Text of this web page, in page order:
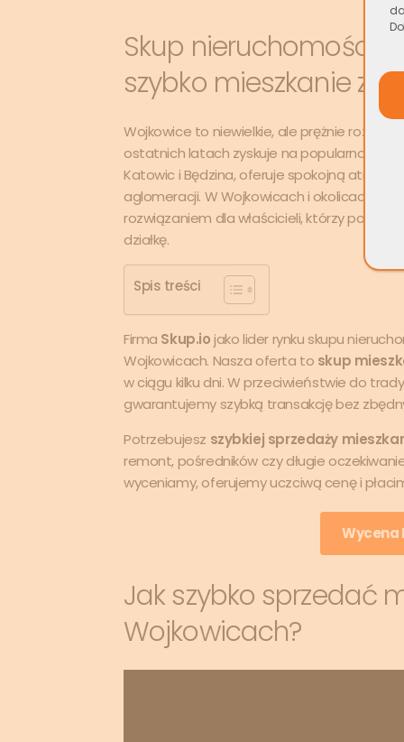
Skup nieruchomości
szybko mieszkanie
Wojkowice to niewielkie, ale prężnie
ostatnich latach zyskuje na popularności
Katowic i Będzina, oferuje spokojną
aglomeracji. W Wojkowicach i okolicach
rozwiązaniem dla właścicieli, którzy
działkę.
Spis treści
Firma Skup.io jako lider rynku skupu
Wojkowicach. Nasza oferta to skup
w ciągu kilku dni. W przeciwieństwie do
gwarantujemy szybką transakcję bez
Potrzebujesz szybkiej sprzedaży
remont, pośredników czy długie
wyceniamy, oferujemy uczciwą cenę i
Wycena
Jak szybko sprzedać
Wojkowicach?